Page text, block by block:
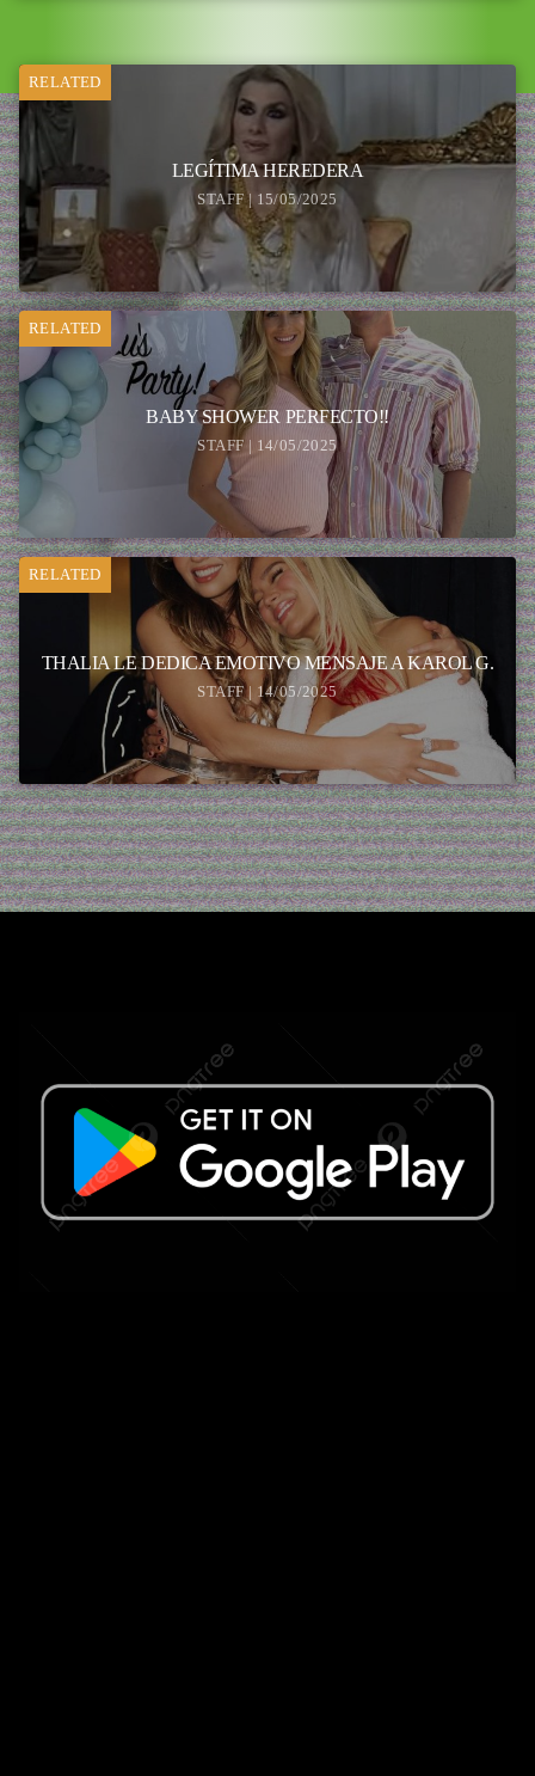
RELATED
LEGÍTIMA HEREDERA
STAFF | 15/05/2025
RELATED
BABY SHOWER PERFECTO!!
STAFF | 14/05/2025
RELATED
THALIA LE DEDICA EMOTIVO MENSAJE A KAROL G.
STAFF | 14/05/2025